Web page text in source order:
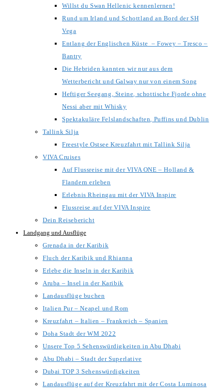
Willst du Swan Hellenic kennenlernen!
Rund um Irland und Schottland an Bord der SH
Vega
Entlang der Englischen Küste – Fowey – Tresco –
Bantry
Die Hebriden kannten wir nur aus dem
Wetterbericht und Galway nur von einem Song
Heftiger Seegang, Steine, schottische Fjorde ohne
Nessi aber mit Whisky
Spektakuläre Felslandschaften, Puffins und Dublin
Tallink Silja
Freestyle Ostsee Kreuzfahrt mit Tallink Silja
VIVA Cruises
Auf Flussreise mit der VIVA ONE – Holland &
Flandern erleben
Erlebnis Rheingau mit der VIVA Inspire
Flussreise auf der VIVA Inspire
Dein Reisebericht
Landgang und Ausflüge
Grenada in der Karibik
Fluch der Karibik und Rhianna
Erlebe die Inseln in der Karibik
Aruba – Insel in der Karibik
Landausflüge buchen
Italien Pur – Neapel und Rom
Kreuzfahrt – Italien – Frankreich – Spanien
Doha Stadt der WM 2022
Unsere Top 5 Sehenswürdigkeiten in Abu Dhabi
Abu Dhabi – Stadt der Superlative
Dubai TOP 3 Sehenswürdigkeiten
Landausflüge auf der Kreuzfahrt mit der Costa Luminosa